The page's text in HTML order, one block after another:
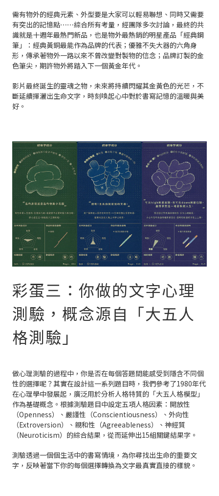
需有物外的經典元素、外型要是大家可以輕易聯想、同時又需要
有突出的記憶點⋯⋯綜合所有考量，經團隊多次討論，最終的共
識就是十週年最熱門新品，也是物外最熱銷的明星產品「經典鋼
筆」：經典黃銅最能作為品牌的代表；優雅不失大器的六角身
形，傳承著物外一路以來不曾改變對製物的信念；品牌訂製的金
色筆尖，期許物外將踏入下一個黃金年代。
影片最終誕生的靈魂之物，未來將持續閃耀其金黃色的光芒，不
斷延續揮灑出生命文字，時刻喚起心中對於書寫記憶的溫暖與美
好。
彩蛋三：你做的文字心理
測驗，概念源自「大五人
格測驗」
做心理測驗的過程中，你是否在每個答題間能感受到隱含不同個
性的選擇呢？其實在設計這一系列題目時，我們參考了1980年代
在心理學中發展起，廣泛用於分析人格特質的「大五人格模型」
作為基礎概念。根據測驗題目中設定五項人格因素：開放性
（Openness）、嚴謹性（Conscientiousness）、外向性
（Extroversion）、親和性（Agreeableness）、神經質
（Neuroticism）的綜合結果，從而延伸出15組關鍵結果字。
測驗透過一個個生活中的書寫情境，為你尋找出生命的重要文
字，反映著當下你的每個選擇轉換為文字最真實直接的樣貌。